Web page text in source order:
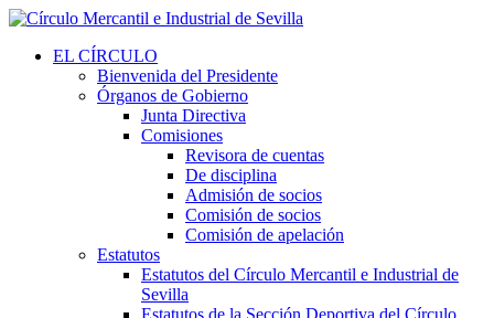
EL CÍRCULO
Bienvenida del Presidente
Órganos de Gobierno
Junta Directiva
Comisiones
Revisora de cuentas
De disciplina
Admisión de socios
Comisión de socios
Comisión de apelación
Estatutos
Estatutos del Círculo Mercantil e Industrial de
Sevilla
Estatutos de la Sección Deportiva del Círculo